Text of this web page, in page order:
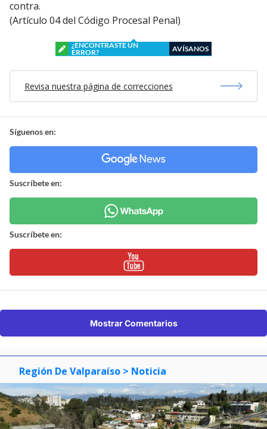
contra.
(Artículo 04 del Código Procesal Penal)
¿ENCONTRASTE UN
ERROR?
AVÍSANOS
Revisa nuestra página de correcciones
Síguenos en:
Suscríbete en:
Suscríbete en:
Mostrar Comentarios
Región De Valparaíso > Noticia